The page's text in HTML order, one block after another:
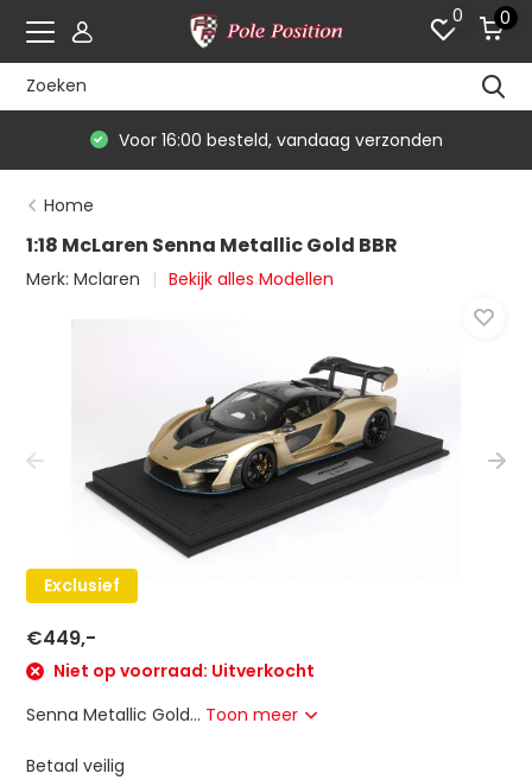
0 0
Voor 16:00 besteld, vandaag verzonden
Home
1:18 McLaren Senna Metallic Gold BBR
Merk:Mclaren Bekijk alles Modellen
Exclusief
€449,-
Niet op voorraad: Uitverkocht
Senna Metallic Gold... Toon meer
Betaal veilig